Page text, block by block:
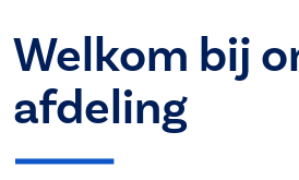
Welkom bij
afdeling